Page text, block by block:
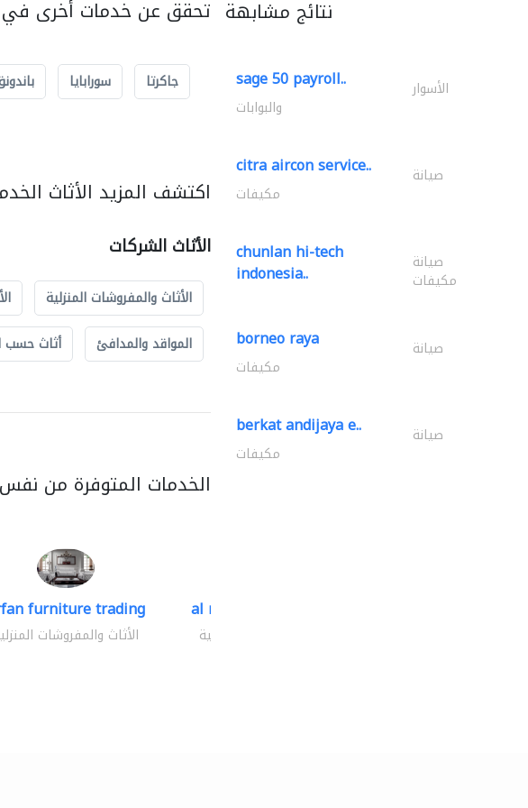
تحقق عن خدمات أخرى في
جاكرتا سورابايا
اكتشف المزيد الأثاث
الأثاث الشركات
الأثاث والمفروشات المنزلية
المواقد والمدافئ
أثاث حسب
الخدمات المتوفرة من
furniture trading
الأثاث والمفروشات
al mashrabia furniture..
الأثاث والمفروشات المنزلية
نتائج مشابهة
sage 50 payroll.. الأسوار
والبوابات
citra aircon service.. صيانة
مكيفات
chunlan hi-tech
indonesia.. صيانة
مكيفات
borneo raya صيانة
مكيفات
berkat andijaya e.. صيانة
مكيفات